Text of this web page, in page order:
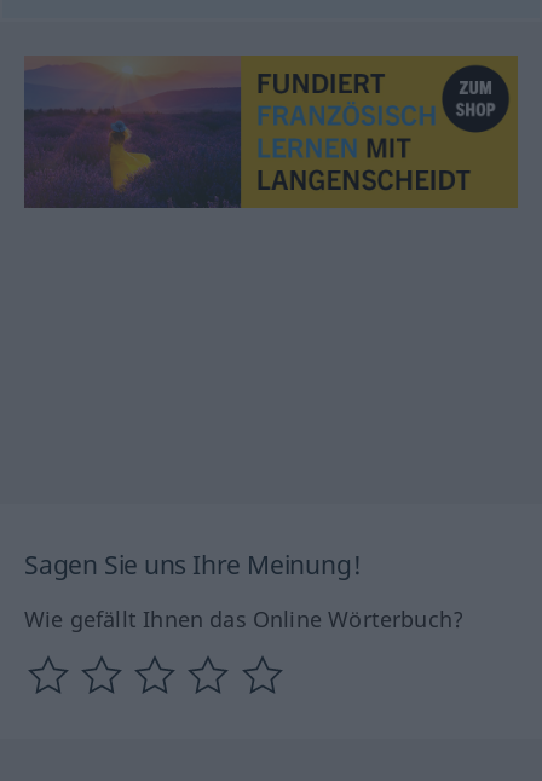
Sagen Sie uns Ihre Meinung!
Wie gefällt Ihnen das Online Wörterbuch?